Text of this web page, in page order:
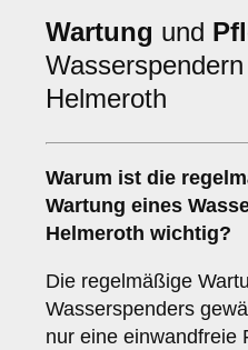
Wartung und
Helmeroth
Warum ist die
Wartung eines
Helmeroth wichtig?
Die regelmäßige
Wasserspenders
nur eine einwandfreie